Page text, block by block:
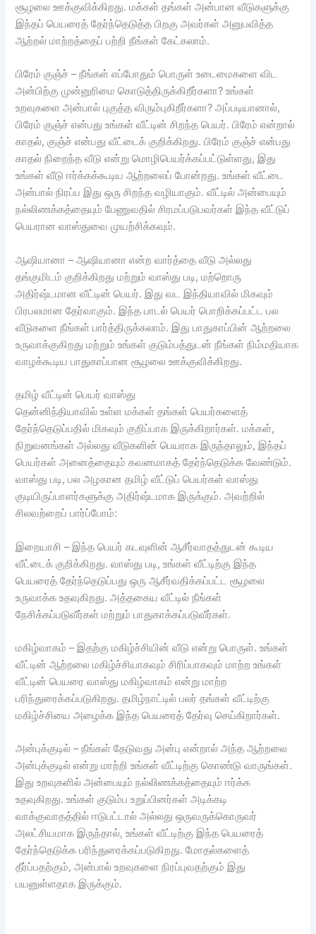
சூழலை ஊக்குவிக்கிறது. மக்கள் தங்கள் அன்பான வீடுகளுக்கு
இந்தப் பெயரைத் தேர்ந்தெடுத்த பிறகு அவர்கள் அனுபவித்த
ஆற்றல் மாற்றத்தைப் பற்றி நீங்கள் கேட்கலாம்.
பிரேம் குஞ்ச் – நீங்கள் எப்போதும் பொருள் உடைமைகளை விட
அன்பிற்கு முன்னுரிமை கொடுத்திருக்கிறீர்களா? உங்கள்
உறவுகளை அன்பால் புகுத்த விரும்புகிறீர்களா? அப்படியானால்,
பிரேம் குஞ்ச் என்பது உங்கள் வீட்டின் சிறந்த பெயர். பிரேம் என்றால்
காதல், குஞ்ச் என்பது வீட்டைக் குறிக்கிறது. பிரேம் குஞ்ச் என்பது
காதல் நிறைந்த வீடு என்று மொழிபெயர்க்கப்பட்டுள்ளது, இது
உங்கள் வீடு ஈர்க்கக்கூடிய ஆற்றலைப் போன்றது. உங்கள் வீட்டை
அன்பால் நிரப்ப இது ஒரு சிறந்த வழியாகும். வீட்டில் அன்பையும்
நல்லிணக்கத்தையும் பேணுவதில் சிரமப்படுபவர்கள் இந்த வீட்டுப்
பெயரான வாஸ்துவை முயற்சிக்கவும்.
ஆஷியானா – ஆஷியானா என்ற வார்த்தை வீடு அல்லது
தங்குமிடம் குறிக்கிறது மற்றும் வாஸ்து படி, மற்றொரு
அதிர்ஷ்டமான வீட்டின் பெயர். இது வட இந்தியாவில் மிகவும்
பிரபலமான தேர்வாகும். இந்த பாடல் பெயர் பொறிக்கப்பட்ட பல
வீடுகளை நீங்கள் பார்த்திருக்கலாம். இது பாதுகாப்பின் ஆற்றலை
உருவாக்குகிறது மற்றும் உங்கள் குடும்பத்துடன் நீங்கள் நிம்மதியாக
வாழக்கூடிய பாதுகாப்பான சூழலை ஊக்குவிக்கிறது.
தமிழ் வீட்டின் பெயர் வாஸ்து
தென்னிந்தியாவில் உள்ள மக்கள் தங்கள் பெயர்களைத்
தேர்ந்தெடுப்பதில் மிகவும் குறிப்பாக இருக்கிறார்கள். மக்கள்,
நிறுவனங்கள் அல்லது வீடுகளின் பெயராக இருந்தாலும், இந்தப்
பெயர்கள் அனைத்தையும் கவனமாகத் தேர்ந்தெடுக்க வேண்டும்.
வாஸ்து படி, பல அழகான தமிழ் வீட்டுப் பெயர்கள் வாஸ்து
குடியிருப்பாளர்களுக்கு அதிர்ஷ்டமாக இருக்கும். அவற்றில்
சிலவற்றைப் பார்ப்போம்:
இறையாசி – இந்த பெயர் கடவுளின் ஆசீர்வாதத்துடன் கூடிய
வீட்டைக் குறிக்கிறது. வாஸ்து படி, உங்கள் வீட்டிற்கு இந்த
பெயரைத் தேர்ந்தெடுப்பது ஒரு ஆசீர்வதிக்கப்பட்ட சூழலை
உருவாக்க உதவுகிறது. அத்தகைய வீட்டில் நீங்கள்
நேசிக்கப்படுவீர்கள் மற்றும் பாதுகாக்கப்படுவீர்கள்.
மகிழ்வாகம் – இதற்கு மகிழ்ச்சியின் வீடு என்று பொருள். உங்கள்
வீட்டின் ஆற்றலை மகிழ்ச்சியாகவும் சிரிப்பாகவும் மாற்ற உங்கள்
வீட்டின் பெயரை வாஸ்து மகிழ்வாகம் என்று மாற்ற
பரிந்துரைக்கப்படுகிறது. தமிழ்நாட்டில் பலர் தங்கள் வீட்டிற்கு
மகிழ்ச்சியை அழைக்க இந்த பெயரைத் தேர்வு செய்கிறார்கள்.
அன்புக்குடில் – நீங்கள் தேடுவது அன்பு என்றால் அந்த ஆற்றலை
அன்புக்குடில் என்று மாற்றி உங்கள் வீட்டிற்கு கொண்டு வாருங்கள்.
இது உறவுகளில் அன்பையும் நல்லிணக்கத்தையும் ஈர்க்க
உதவுகிறது. உங்கள் குடும்ப உறுப்பினர்கள் அடிக்கடி
வாக்குவாதத்தில் ஈடுபட்டால் அல்லது ஒருவருக்கொருவர்
அலட்சியமாக இருந்தால், உங்கள் வீட்டிற்கு இந்த பெயரைத்
தேர்ந்தெடுக்க பரிந்துரைக்கப்படுகிறது. மோதல்களைத்
தீர்ப்பதற்கும், அன்பால் உறவுகளை நிரப்புவதற்கும் இது
பயனுள்ளதாக இருக்கும்.